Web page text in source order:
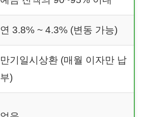
연 3.8% ~ 4.3% (변동 가능)
만기일시상환 (매월 이자만 납
부)